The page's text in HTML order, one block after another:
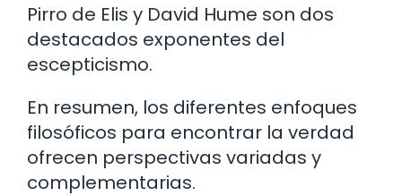
Pirro de Elis y David Hume son dos
destacados exponentes del
escepticismo.
En resumen, los diferentes enfoques
filosóficos para encontrar la verdad
ofrecen perspectivas variadas y
complementarias.